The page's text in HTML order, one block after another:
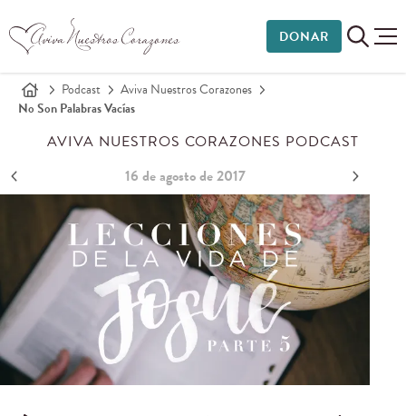
DONAR
Podcast
Aviva Nuestros Corazones
No Son Palabras Vacías
AVIVA NUESTROS CORAZONES PODCAST
16 de agosto de 2017